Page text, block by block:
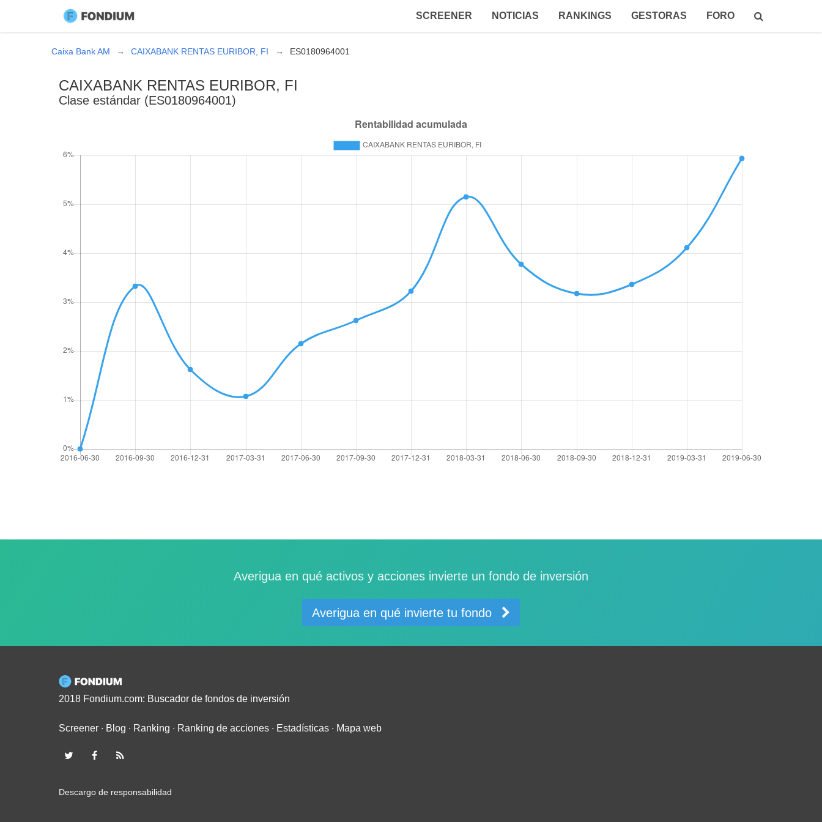
SCREENER NOTICIAS RANKINGS GESTORAS FORO
Caixa Bank AM CAIXABANK RENTAS EURIBOR, FI ES0180964001
CAIXABANK RENTAS EURIBOR, FI
Clase estándar (ES0180964001)
Averigua en qué activos y acciones invierte un fondo de inversión
Averigua en qué invierte tu fondo
2018 Fondium.com: Buscador de fondos de inversión
Screener ∙ Blog ∙ Ranking ∙ Ranking de acciones ∙ Estadísticas ∙ Mapa web
Descargo de responsabilidad